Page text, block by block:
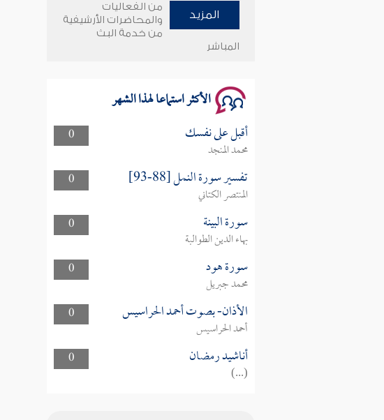
سلسلة محاضرات نفحات رمضانية
المزيد
من الفعاليات
والمحاضرات الأرشيفية
من خدمة البث
المباشر
الأكثر استماعا لهذا الشهر
0 أقبل على نفسك
محمد المنجد
0
تفسير سورة النمل [88-93]
المنتصر الكتاني
0
سورة البينة
بهاء الدين الطوالبة
0
سورة هود
محمد جبريل
0
الأذان- بصوت أحمد الحراسيس
أحمد الحراسيس
0
أناشيد رمضان
(...)